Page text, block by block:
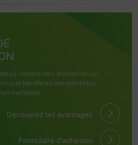
collectivités, entreprises ou
et bénéficiez des nombreux
membres.
Découvrez les avantages
Formulaire d'adhésion